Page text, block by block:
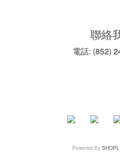
聯絡
電話: (852)
Powered By